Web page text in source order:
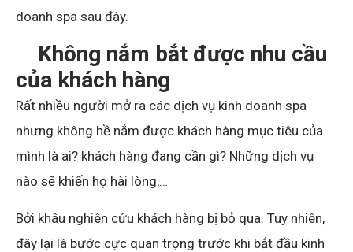
doanh spa sau đây.
Không nắm bắt được nhu cầu
của khách hàng
Rất nhiều người mở ra các dịch vụ kinh doanh spa
nhưng không hề nắm được khách hàng mục tiêu của
mình là ai? khách hàng đang cần gì? Những dịch vụ
nào sẽ khiến họ hài lòng,…
Bởi khâu nghiên cứu khách hàng bị bỏ qua. Tuy nhiên,
đây lại là bước cực quan trọng trước khi bắt đầu kinh